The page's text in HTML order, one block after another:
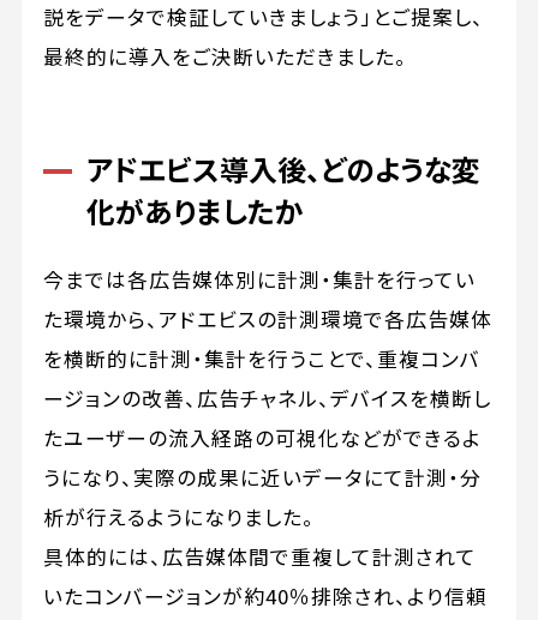
説をデータで検証していきましょう」とご提案し、
最終的に導入をご決断いただきました。
アドエビス導入後、どのような変
化がありましたか
今までは各広告媒体別に計測・集計を行ってい
た環境から、アドエビスの計測環境で各広告媒体
を横断的に計測・集計を行うことで、重複コンバ
ージョンの改善、広告チャネル、デバイスを横断し
たユーザーの流入経路の可視化などができるよ
うになり、実際の成果に近いデータにて計測・分
析が行えるようになりました。
具体的には、広告媒体間で重複して計測されて
いたコンバージョンが約40％排除され、より信頼